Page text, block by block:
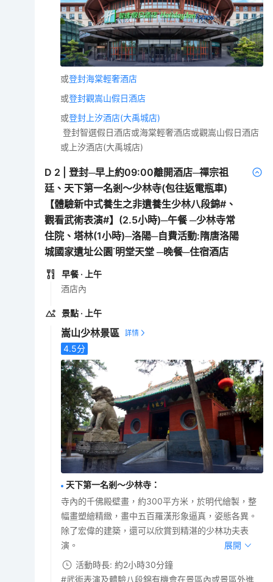
或登封海棠輕奢酒店
或登封觀嵩山假日酒店
或登封上汐酒店(大禹城店)
登封智選假日酒店或海棠輕奢酒店或觀嵩山假日酒店
或上汐酒店(大禹城店)
D 2 |登封─早上約09:00離開酒店─禪宗祖
廷、天下第一名剎～少林寺(包往返電瓶車)
【體驗新中式養生之非遺養生少林八段錦#、
觀看武術表演#】(2.5小時)─午餐 ─少林寺常
住院、塔林(1小時)─洛陽─自費活動:隋唐洛陽
城國家遺址公園˙明堂天堂 ─晚餐─住宿酒店
早餐 · 上午
酒店內
景點 · 上午
嵩山少林景區
4.5分
天下第一名剎～少林寺 ：
寺內的千佛殿壁畫，約300平方米，於明代繪製，整
幅畫塑繪精緻，畫中五百羅漢形象逼真，姿態各異。
除了宏偉的建築，還可以欣賞到精湛的少林功夫表
演。
展開
活動時長: 約2小時30分鐘
#武術表演及體驗八段錦有機會在景區內或景區外進